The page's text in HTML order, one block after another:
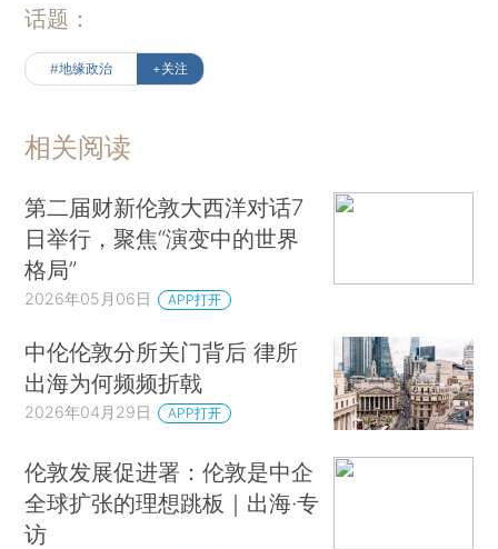
Cable）、英国查塔姆研究所高级研究员戴维・鲁
宾（David Lubin）、滴灌通集团创始人及主席李
Burnett）、工银标准董事长西蒙・戴维斯（Simon
Davies）、凯投宏观首席亚洲经济学家马克・威廉
姆斯（Mark Williams）、布鲁盖尔研究院高级研究
员伊格纳西奥・加西亚・贝尔塞罗（Ignacio
Garcia Bercero）、伦敦政治经济学院国际政治经
济学助理教授约翰・明尼奇（John Minnich）、欧
Larsen）、清华大学新闻与传播学院院长周庆安、
伦敦国王学院中国研究所主任凯瑞・布朗（Kerry
Brown）、《金融时报》首席国际事务评论员吉迪
恩・拉赫曼（Gideon Rachman）、比亚迪英国和
爱尔兰国家经理葛洪德、蚂蚁国际万里汇业务拓展
负责人及英国区总经理马尧、布鲁金斯学会约翰・
话题：
#地缘政治 +关注
相关阅读
第二届财新伦敦大西洋对话7
日举行，聚焦“演变中的世界
格局”
2026年05月06日 APP打开
中伦伦敦分所关门背后 律所
出海为何频频折戟
2026年04月29日 APP打开
伦敦发展促进署：伦敦是中企
全球扩张的理想跳板｜出海·专
访